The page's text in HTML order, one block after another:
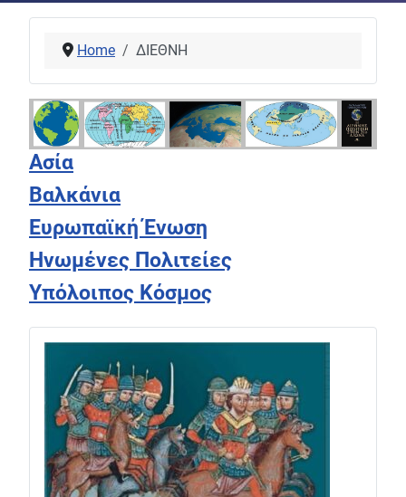
Home ΔΙΕΘΝΗ
Ασία
Βαλκάνια
Ευρωπαϊκή Ένωση
Ηνωμένες Πολιτείες
Υπόλοιπος Κόσμος